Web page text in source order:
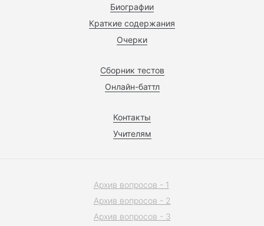
Биографии
Краткие содержания
Очерки
Сборник тестов
Онлайн-баттл
Контакты
Учителям
Архив вопросов - 1
Архив вопросов - 2
Архив вопросов - 3